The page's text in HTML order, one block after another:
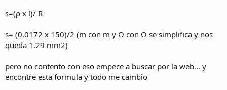
s=(ρ x l)/ R
s= (0.0172 x 150)/2 (m con m y Ω con Ω se simplifica y nos
queda 1.29 mm2)
pero no contento con eso empece a buscar por la web... y
encontre esta formula y todo me cambio